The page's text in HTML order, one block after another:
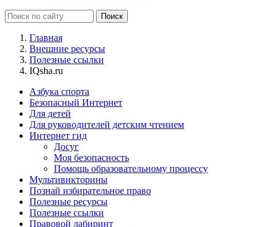
Главная
Внешние ресурсы
Полезные ссылки
IQsha.ru
Азбука спорта
Безопасный Интернет
Для детей
Для руководителей детским чтением
Интернет гид
Досуг
Моя безопасность
Помощь образовательному процессу
Мультивикторины
Познай избирательное право
Полезные ресурсы
Полезные ссылки
Правовой лабиринт